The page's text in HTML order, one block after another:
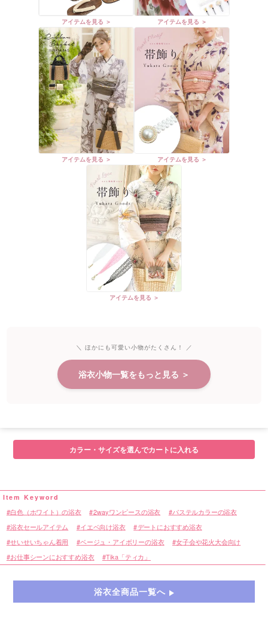
アイテムを見る ＞ アイテムを見る ＞
アイテムを見る ＞ アイテムを見る ＞
アイテムを見る ＞
＼ ほかにも可愛い小物がたくさん！ ／
浴衣小物一覧をもっと見る ＞
カラー・サイズを選んでカートに入れる
白色（ホワイト）の浴衣 2wayワンピースの浴衣 パステルカラーの浴衣
浴衣セールアイテム イエベ向け浴衣 デートにおすすめ浴衣
せいせいちゃん着用 ベージュ・アイボリーの浴衣 女子会や花火大会向け
お仕事シーンにおすすめ浴衣 Tika「ティカ」
浴衣全商品一覧へ